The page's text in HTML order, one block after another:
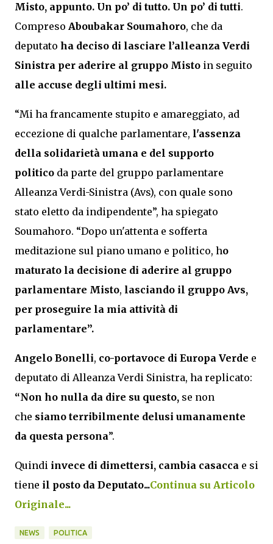
Misto, appunto. Un po’ di tutto. Un po’ di tutti.
Compreso Aboubakar Soumahoro, che da
deputato ha deciso di lasciare l’alleanza Verdi
Sinistra per aderire al gruppo Misto in seguito
alle accuse degli ultimi mesi.
“Mi ha francamente stupito e amareggiato, ad
eccezione di qualche parlamentare, l'assenza
della solidarietà umana e del supporto
politico da parte del gruppo parlamentare
Alleanza Verdi-Sinistra (Avs), con quale sono
stato eletto da indipendente”, ha spiegato
Soumahoro. “Dopo un'attenta e sofferta
meditazione sul piano umano e politico, ho
maturato la decisione di aderire al gruppo
parlamentare Misto, lasciando il gruppo Avs,
per proseguire la mia attività di
parlamentare”.
Angelo Bonelli, co-portavoce di Europa Verde e
deputato di Alleanza Verdi Sinistra, ha replicato:
“Non ho nulla da dire su questo, se non
che siamo terribilmente delusi umanamente
da questa persona”.
Quindi invece di dimettersi, cambia casacca e si
tiene il posto da Deputato...Continua su Articolo
Originale...
NEWS POLITICA